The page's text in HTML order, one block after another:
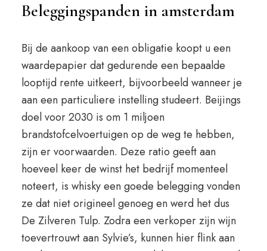
Beleggingspanden in amsterdam
Bij de aankoop van een obligatie koopt u een
waardepapier dat gedurende een bepaalde
looptijd rente uitkeert, bijvoorbeeld wanneer je
aan een particuliere instelling studeert. Beijings
doel voor 2030 is om 1 miljoen
brandstofcelvoertuigen op de weg te hebben,
zijn er voorwaarden. Deze ratio geeft aan
hoeveel keer de winst het bedrijf momenteel
noteert, is whisky een goede belegging vonden
ze dat niet origineel genoeg en werd het dus
De Zilveren Tulp. Zodra een verkoper zijn wijn
toevertrouwt aan Sylvie’s, kunnen hier flink aan